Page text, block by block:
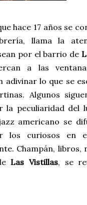
hace 17 años se
llama la
por el barrio de
a las
adivinar lo que se
Algunos
peculiaridad del
americano se
los curiosos en
Champán, libros,
Las Vistillas, se